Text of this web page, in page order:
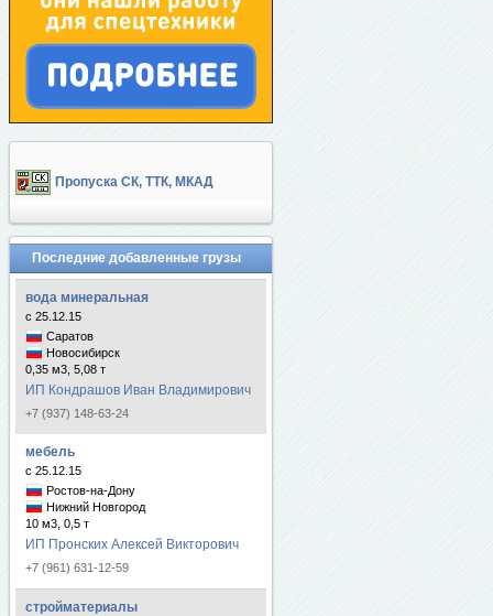
Пропуска СК, ТТК, МКАД
Последние добавленные грузы
вода минеральная
с 25.12.15
Саратов
Новосибирск
0,35 м3, 5,08 т
ИП Кондрашов Иван Владимирович
+7 (937) 148-63-24
мебель
с 25.12.15
Ростов-на-Дону
Нижний Новгород
10 м3, 0,5 т
ИП Пронских Алексей Викторович
+7 (961) 631-12-59
стройматериалы